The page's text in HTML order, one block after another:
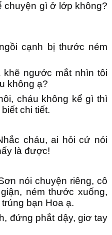
chuyện gì ở lớp không?
cạnh bị thước ném
khẽ ngước mắt nhìn tôi
không ạ?
cháu không kể gì thì
chi tiết.
cháu, ai hỏi cứ nói
là được!
nói chuyện riêng, cô
ném thước xuống,
bạn Hoa ạ.
đứng phắt dậy, giơ tay